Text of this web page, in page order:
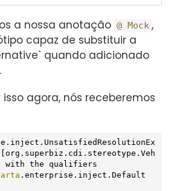
a nossa anotação @ Mock ,
capaz de substituir a
quando adicionado
agora, nós receberemos
with the qualifiers
.enterprise.inject.Default